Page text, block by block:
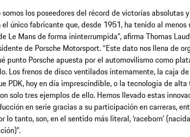
somos los poseedores del récord de victorias absolutas
único fabricante que, desde 1951, ha tenido al menos
Le Mans de forma ininterrumpida”, afirma Thomas
de Porsche Motorsport. “Este dato nos llena de
punto Porsche apuesta por el automovilismo como
Los frenos de disco ventilados internamente, la caja
PDK, hoy en día imprescindible, o la tecnología de
solo tres ejemplos de ello. Hemos llevado estas
en serie gracias a su participación en carreras,
lo tanto, son, en el sentido más literal, ‘raceborn’